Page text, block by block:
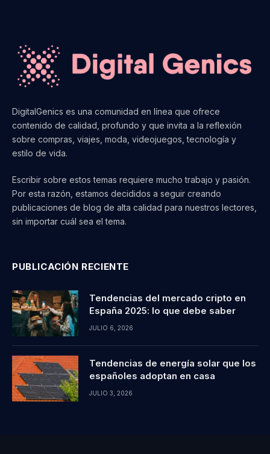
DigitalGenics es una comunidad en línea que ofrece
contenido de calidad, profundo y que invita a la reflexión
sobre compras, viajes, moda, videojuegos, tecnología y
estilo de vida.
Escribir sobre estos temas requiere mucho trabajo y pasión.
Por esta razón, estamos decididos a seguir creando
publicaciones de blog de alta calidad para nuestros lectores,
sin importar cuál sea el tema.
PUBLICACIÓN RECIENTE
Tendencias del mercado cripto en
España 2025: lo que debe saber
JULIO 6, 2026
Tendencias de energía solar que los
españoles adoptan en casa
JULIO 3, 2026